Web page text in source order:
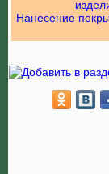
Нанесение